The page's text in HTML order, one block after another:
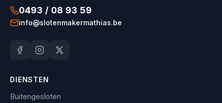
0493 / 08 93 59
info@slotenmakermathias.be
DIENSTEN
Buitengesloten